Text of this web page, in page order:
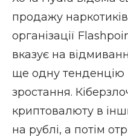
продажу
організації
вказує на
ще одну тенденцію
зростання.
криптовалюту в
на рублі, а потім